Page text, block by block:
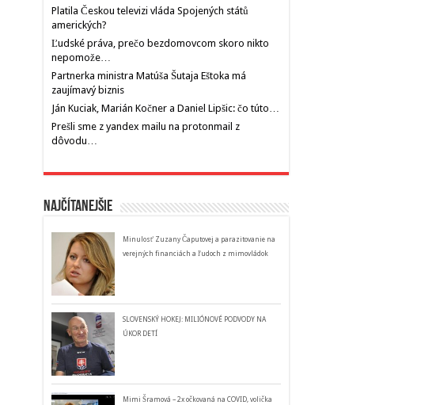
Platila Českou televizi vláda Spojených států
amerických?
Ľudské práva, prečo bezdomovcom skoro nikto
nepomože…
Partnerka ministra Matúša Šutaja Eštoka má
zaujímavý biznis
Ján Kuciak, Marián Kočner a Daniel Lipšic: čo túto…
Prešli sme z yandex mailu na protonmail z
dôvodu…
Najčítanejšie
Minulosť Zuzany Čaputovej a parazitovanie na
verejných financiách a ľudoch z mimovládok
SLOVENSKÝ HOKEJ: MILIÓNOVÉ PODVODY NA
ÚKOR DETÍ
Mimi Šramová – 2x očkovaná na COVID, volička